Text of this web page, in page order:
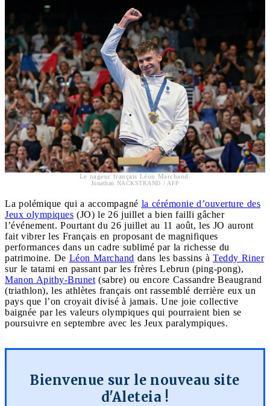
Le nageur français Léon Marchand.
Jonathan NACKSTRAND / AFP
La polémique qui a accompagné la cérémonie d’ouverture des
Jeux olympiques (JO) le 26 juillet a bien failli gâcher
l’événement. Pourtant du 26 juillet au 11 août, les JO auront
fait vibrer les Français en proposant de magnifiques
performances dans un cadre sublimé par la richesse du
patrimoine. De Léon Marchand dans les bassins à Teddy Riner
sur le tatami en passant par les frères Lebrun (ping-pong),
Manon Apithy-Brunet (sabre) ou encore Cassandre Beaugrand
(triathlon), les athlètes français ont rassemblé derrière eux un
pays que l’on croyait divisé à jamais. Une joie collective
baignée par les valeurs olympiques qui pourraient bien se
poursuivre en septembre avec les Jeux paralympiques.
Bienvenue sur le nouveau site
d'Aleteia !